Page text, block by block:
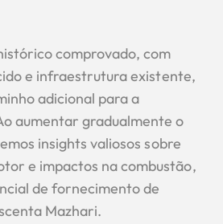
comprovado, com
e infraestrutura existente,
adicional para a
aumentar gradualmente o
insights valiosos sobre
e impactos na combustão,
de fornecimento de
Mazhari.